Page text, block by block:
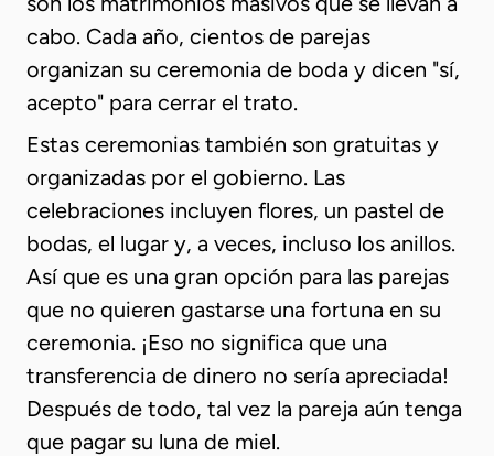
cabo. Cada año, cientos de parejas
organizan su ceremonia de boda y dicen "sí,
acepto" para cerrar el trato.
Estas ceremonias también son gratuitas y
organizadas por el gobierno. Las
celebraciones incluyen flores, un pastel de
bodas, el lugar y, a veces, incluso los anillos.
Así que es una gran opción para las parejas
que no quieren gastarse una fortuna en su
ceremonia. ¡Eso no significa que una
transferencia de dinero no sería apreciada!
Después de todo, tal vez la pareja aún tenga
que pagar su luna de miel.